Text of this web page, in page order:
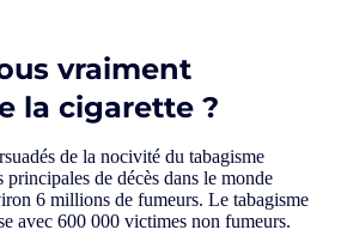
vraiment
la cigarette ?
de la nocivité du tabagisme
principales de décès dans le monde
6 millions de fumeurs. Le tabagisme
avec 600 000 victimes non fumeurs.